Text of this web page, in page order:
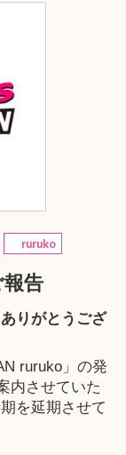
ruruko
告
りがとうござ
ruruko」の発
内させていた
を延期させて